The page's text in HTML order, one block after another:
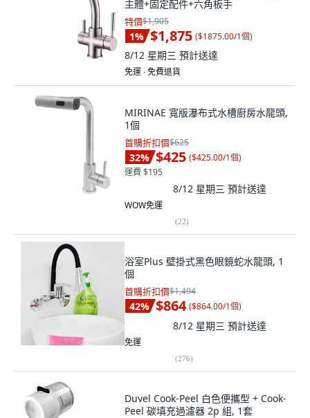
主體+固定配件+六角板手
特價$1,905
1% $1,875 ($1875.00/1個)
8/12 星期三 預計送達
免運 ∙ 免費退貨
MIRINAE 寬版瀑布式水槽廚房水龍頭,
1個
首購折扣價$625
32% $425 ($425.00/1個)
運費 $195
8/12 星期三 預計送達
WOW免運
(22)
浴室Plus 壁掛式黑色眼鏡蛇水龍頭, 1
個
首購折扣價$1,494
42% $864 ($864.00/1個)
8/12 星期三 預計送達
免運
(276)
Duvel Cook-Peel 白色便攜型 + Cook-
Peel 碳填充過濾器 2p 組, 1套